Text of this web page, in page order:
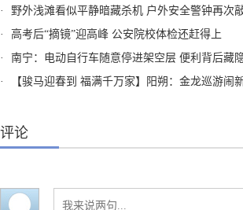
·
野外浅滩看似平静暗藏杀机 户外安全警钟再次
·
高考后“摘镜”迎高峰 公安院校体检还赶得上
·
南宁：电动自行车随意停进架空层 便利背后藏
·
【骏马迎春到 福满千万家】阳朔：金龙巡游闹
评论